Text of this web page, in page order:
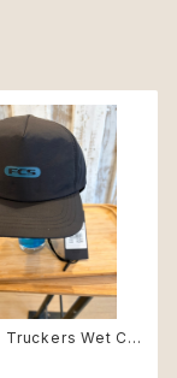
Truckers Wet Ca